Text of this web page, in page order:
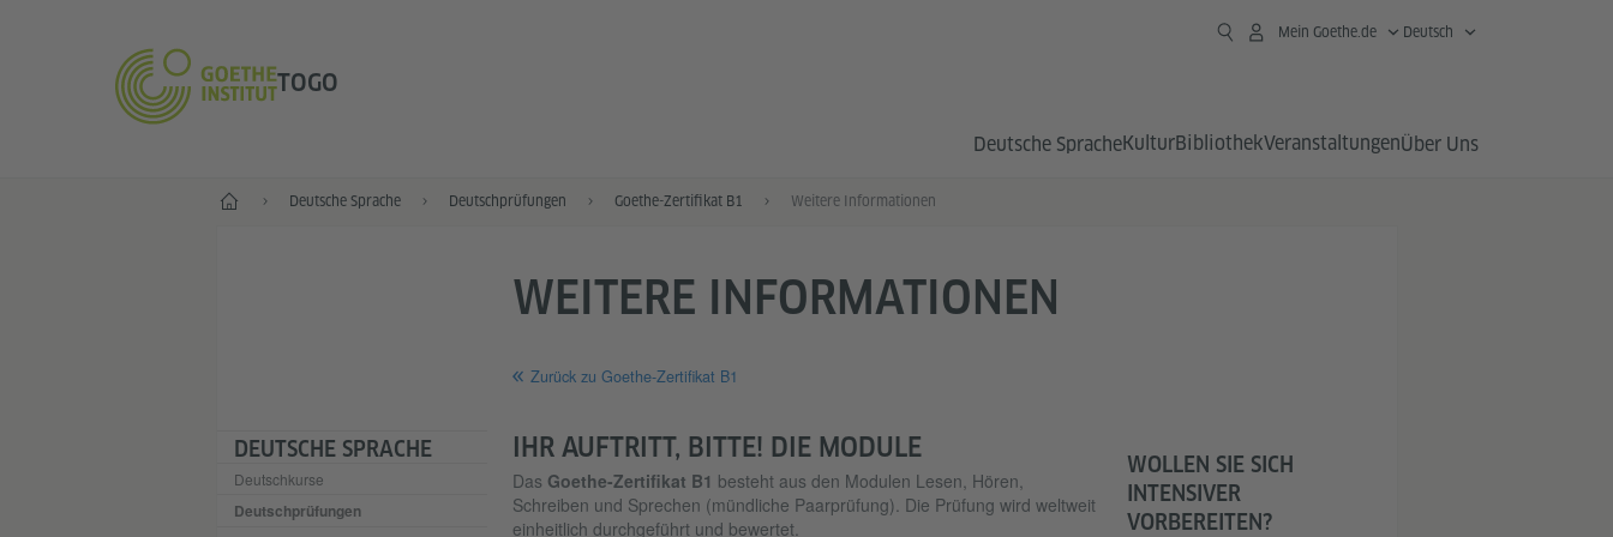
TOGO
Mein Goethe.de Deutsch
Deutsche SpracheKulturBibliothekVeranstaltungenÜber Uns
Start Deutsche Sprache Deutschprüfungen Goethe-Zertifikat B1 Weitere Informationen
DEUTSCHE SPRACHE
Deutschkurse
Deutschprüfungen
WEITERE INFORMATIONEN
Zurück zu Goethe-Zertifikat B1
IHR AUFTRITT, BITTE! DIE MODULE
Das Goethe-Zertifikat B1 besteht aus den Modulen Lesen, Hören,
Schreiben und Sprechen (mündliche Paarprüfung). Die Prüfung wird weltweit
einheitlich durchgeführt und bewertet.
WOLLEN SIE SICH
INTENSIVER
VORBEREITEN?